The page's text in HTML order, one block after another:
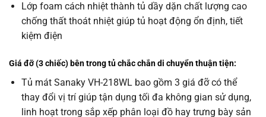
Lớp foam cách nhiệt thành tủ dầy dặn chất lượng cao
chống thất thoát nhiệt giúp tủ hoạt động ổn định, tiết
kiệm điện
Giá đỡ (3 chiếc) bên trong tủ chắc chắn di chuyển thuận tiện:
Tủ mát Sanaky VH-218WL bao gồm 3 giá đỡ có thể
thay đổi vị trí giúp tận dụng tối đa không gian sử dụng,
linh hoạt trong sắp xếp phân loại đồ hay trưng bày sản